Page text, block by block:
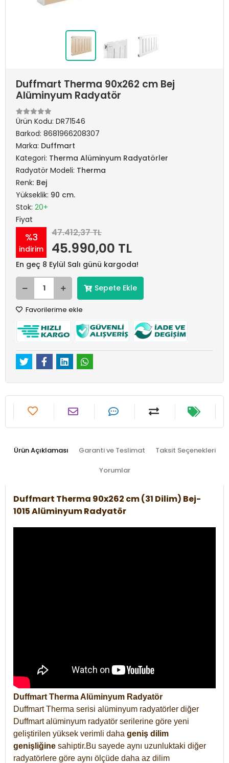
Duffmart Therma 90x262 cm Bej
Alüminyum Radyatör
Ürün Kodu: DR71546
Barkod: 8681966208307
Marka: Duffmart
Kategori: Therma Alüminyum Radyatörler
Radyatör Modeli: Therma
Renk: Bej
Yükseklik: 90 cm.
Stok: 20+
Fiyat
%3
indirim
47.412,37 TL
45.990,00 TL
En geç 8 Eylül Salı günü kargoda!
Sepete Ekle
Favorilerime ekle
Ürün Açıklaması Garanti ve Teslimat Taksit Seçenekleri
Yorumlar
Duffmart Therma 90x262 cm (31 Dilim) Bej-
1015 Alüminyum Radyatör
Duffmart Therma Alüminyum Radyatör
Duffmart Therma serisi alüminyum radyatörler diğer
Duffmart alüminyum radyatör serilerine göre yeni
geliştirilen yüksek verimli daha geniş dilim
genişliğine sahiptir.Bu sayede aynı uzunluktaki diğer
radyatörlere göre aynı ölçüde daha az dilim